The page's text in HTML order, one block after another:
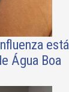
Água Boa